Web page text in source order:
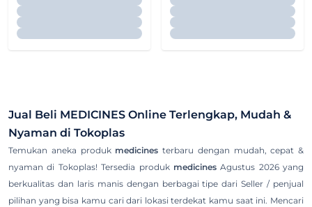
Jual Beli MEDICINES Online Terlengkap, Mudah &
Nyaman di Tokoplas
Temukan aneka produk medicines terbaru dengan mudah, cepat &
nyaman di Tokoplas! Tersedia produk medicinesAgustus 2026 yang
berkualitas dan laris manis dengan berbagai tipe dari Seller / penjual
pilihan yang bisa kamu cari dari lokasi terdekat kamu saat ini. Mencari